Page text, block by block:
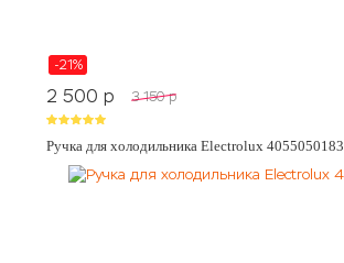
-21%
2 500 p 3 150 p
Ручка для холодильника Electrolux 4055050183